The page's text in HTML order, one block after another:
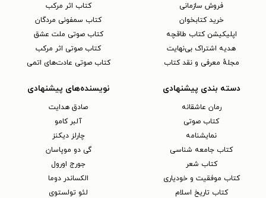
فروش سازمانی
خرید کتابخوان
اپلیکیشن کتاب طاقچه
هدیه اشتراک بی‌نهایت
مجلهٔ معرفی و نقد کتاب
کتاب اثر مرکب
کتاب سمفونی مردگان
کتاب صوتی ملت عشق
کتاب صوتی اثر مرکب
کتاب صوتی عادت‌های اتمی
دسته بندی پیشنهادی
رمان عاشقانه
کتاب‌ صوتی
نمایشنامه
کتاب جامعه شناسی
کتاب شعر
کتاب موفقیت و خودیاری
کتاب تاریخ اسلام
نویسنده‌های پیشنهادی
صادق هدایت
آلبر کامو
چارلز دیکنز
گی دو موپاسان
جورج اورول
الکساندر دوما
لئو تولستوی